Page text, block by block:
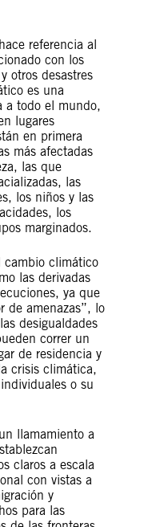
referencia al
con los
otros desastres
es una
a todo el mundo,
lugares
en primera
más afectadas
las que
las
los niños y las
los
marginados.
cambio climático
las derivadas
ya que
de amenazas”, lo
desigualdades
correr un
de residencia y
crisis climática,
o su
llamamiento a
claros a escala
con vistas a
y
para las